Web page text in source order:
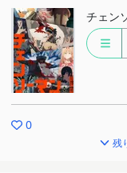
チェン
0
残